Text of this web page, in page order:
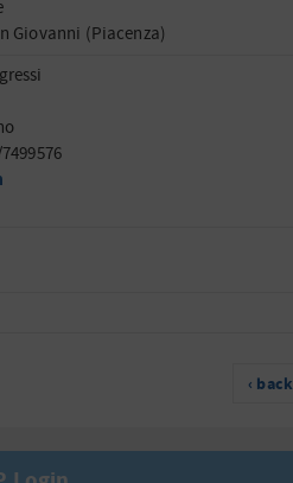
Giovanni (Piacenza)
‹ back